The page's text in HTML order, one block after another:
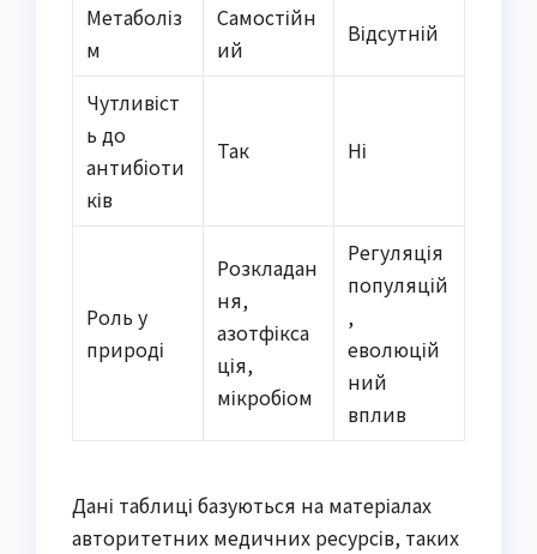
Метаболіз
м
Самостійн
ий
Відсутній
Чутливіст
ь до
антибіоти
ків
Так Ні
Роль у
природі
Розкладан
ня,
азотфікса
ція,
мікробіом
Регуляція
популяцій
,
еволюцій
ний
вплив
Дані таблиці базуються на матеріалах
авторитетних медичних ресурсів, таких